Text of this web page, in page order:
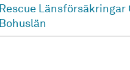
Rescue Länsförsäkringar
Bohuslän